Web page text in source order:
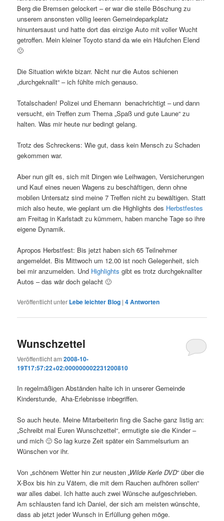
Berg die Bremsen gelockert – er war die steile Böschung zu
unserem ansonsten völlig leeren Gemeindeparkplatz
hinuntersaust und hatte dort das einzige Auto mit voller Wucht
getroffen. Mein kleiner Toyoto stand da wie ein Häufchen Elend
🙁
Die Situation wirkte bizarr. Nicht nur die Autos schienen
„durchgeknallt“ – ich fühlte mich genauso.
Totalschaden! Polizei und Ehemann benachrichtigt – und dann
versucht, ein Treffen zum Thema „Spaß und gute Laune“ zu
halten. Was mir heute nur bedingt gelang.
Trotz des Schreckens: Wie gut, dass kein Mensch zu Schaden
gekommen war.
Aber nun gilt es, sich mit Dingen wie Leihwagen, Versicherungen
und Kauf eines neuen Wagens zu beschäftigen, denn ohne
mobilen Untersatz sind meine 7 Treffen nicht zu bewältigen. Statt
mich also heute, wie geplant um die Highlights des Herbstfestes
am Freitag in Karlstadt zu kümmern, haben manche Tage so ihre
eigene Dynamik.
Apropos Herbstfest: Bis jetzt haben sich 65 Teilnehmer
angemeldet. Bis Mittwoch um 12.00 ist noch Gelegenheit, sich
bei mir anzumelden. Und Highlights gibt es trotz durchgeknallter
Autos – das wär doch gelacht 🙂
Veröffentlicht unter Lebe leichter Blog |4Antworten
Wunschzettel
Veröffentlicht am2008-10-
19T17:57:22+02:000000002231200810
In regelmäßigen Abständen halte ich in unserer Gemeinde
Kinderstunde, Aha-Erlebnisse inbegriffen.
So auch heute. Meine Mitarbeiterin fing die Sache ganz listig an:
„Schreibt mal Euren Wunschzettel“, ermutigte sie die Kinder –
und mich 🙂 So lag kurze Zeit später ein Sammelsurium an
Wünschen vor ihr.
Von „schönem Wetter hin zur neusten„Wilde Kerle DVD“ über die
X-Box bis hin zu Vätern, die mit dem Rauchen aufhören sollen“
war alles dabei. Ich hatte auch zwei Wünsche aufgeschrieben.
Am schlausten fand ich Daniel, der sich am meisten wünschte,
dass ab jetzt jeder Wunsch in Erfüllung gehen möge.